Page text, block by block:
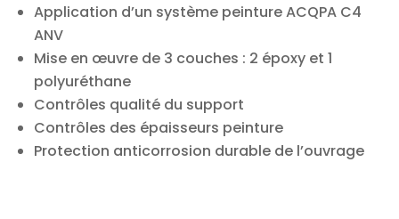
Application d’un système peinture ACQPA C4
ANV
Mise en œuvre de 3 couches : 2 époxy et 1
polyuréthane
Contrôles qualité du support
Contrôles des épaisseurs peinture
Protection anticorrosion durable de l’ouvrage